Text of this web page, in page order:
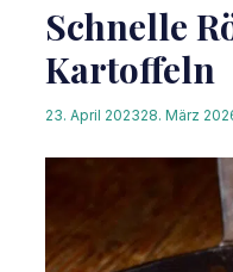
Schnelle
Kartoffeln
23. April 202328. März